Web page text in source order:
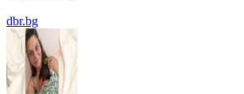
dbr.bg